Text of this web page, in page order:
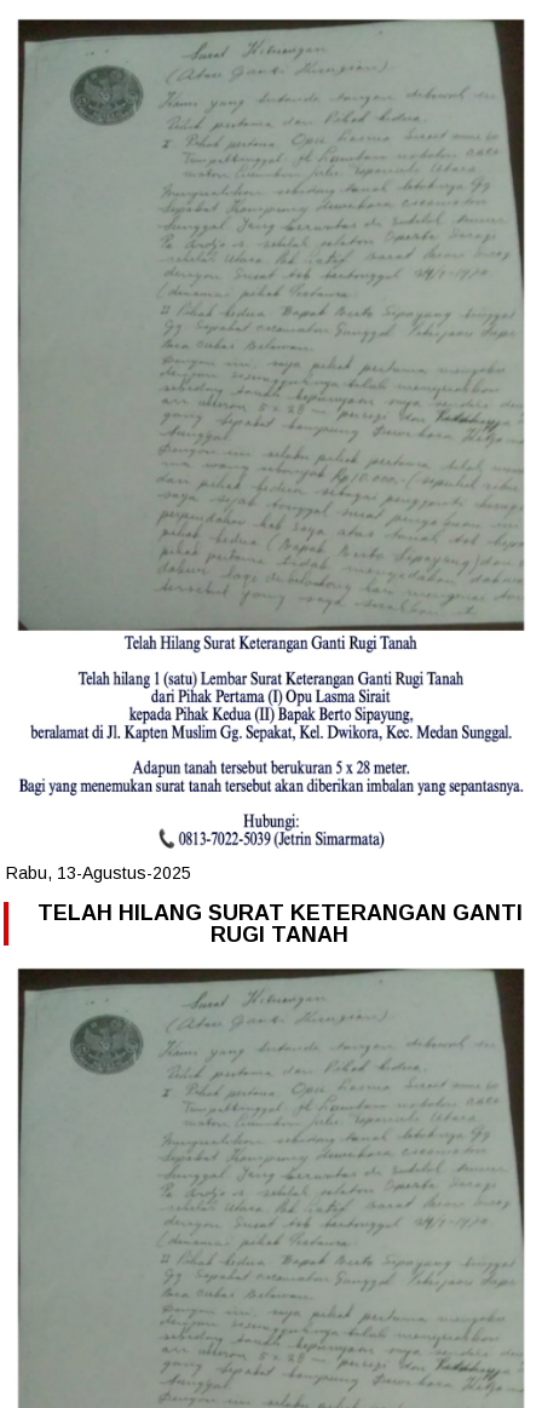
Rabu, 13-Agustus-2025
TELAH HILANG SURAT KETERANGAN GANTI
RUGI TANAH